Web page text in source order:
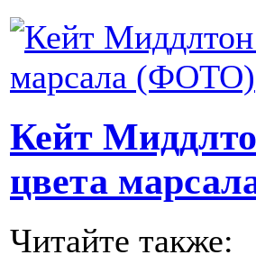
Кейт
цвета
Читайте также: